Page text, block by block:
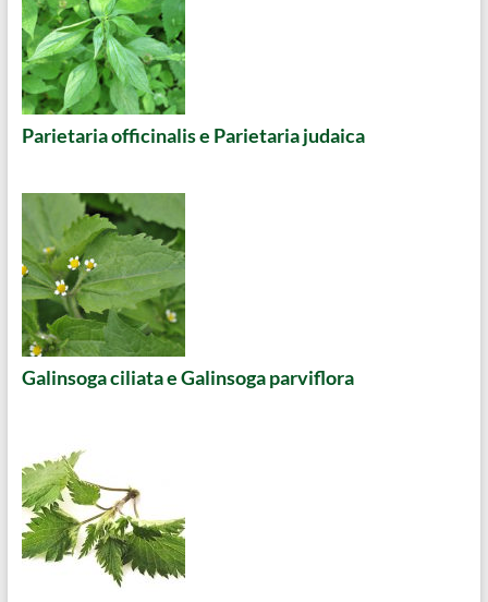
Parietaria officinalis e Parietaria judaica
Galinsoga ciliata e Galinsoga parviflora